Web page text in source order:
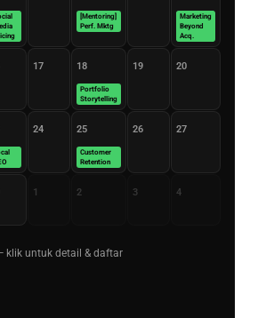
[Mentoring]
Perf. Mktg
Marketing
Beyond
Acq.
17 18
Portfolio
Storytelling
19 20
24 25
Customer
Retention
26 27
1 2 3 4
klik untuk detail & daftar